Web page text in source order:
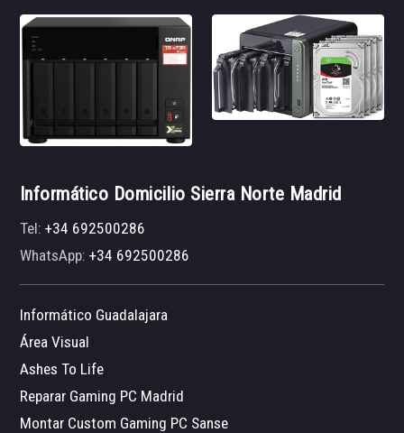
Informático Domicilio Sierra Norte Madrid
Tel:+34 692500286
WhatsApp:+34 692500286
Informático Guadalajara
Área Visual
Ashes To Life
Reparar Gaming PC Madrid
Montar Custom Gaming PC Sanse